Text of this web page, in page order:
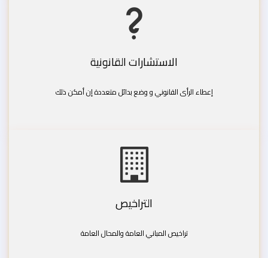
الاستشارات القانونية
إعطاء الرأى القانوني و وضع بدائل متعددة إن أمكن ذلك
التراخيص
تراخيص المباني العامة والمحال العامة